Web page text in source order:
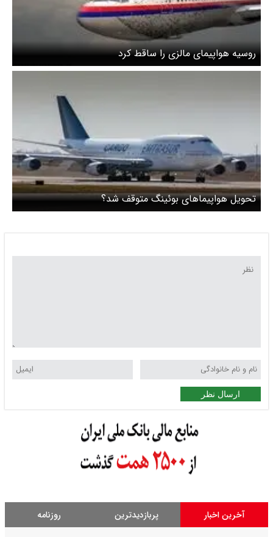
روسیه هواپیمای مالزی را ساقط کرد
تحویل هواپیماهای بوئینگ متوقف شد؟
ارسال نظر
آخرین اخبار پربازدیدترین روزنامه